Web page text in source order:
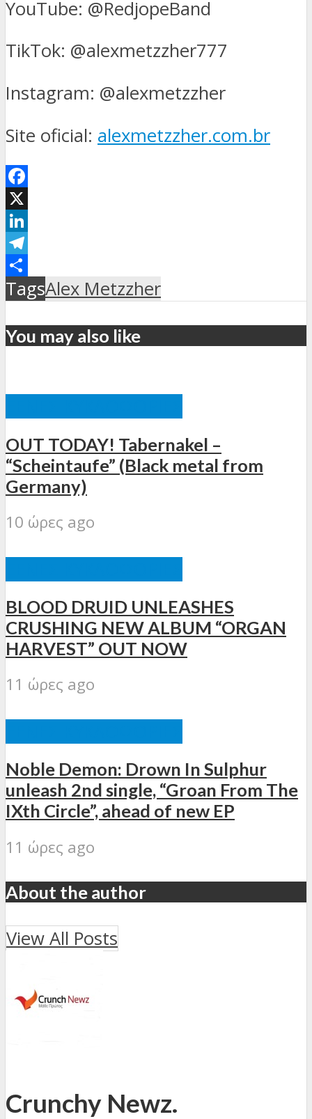
YouTube: @RedjopeBand
TikTok: @alexmetzzher777
Instagram: @alexmetzzher
Site oficial: alexmetzzher.com.br
Facebook
X
LinkedIn
Telegram
Μοιραστείτε
TagsAlex Metzzher
You may also like
OUT TODAY! Tabernakel –
“Scheintaufe” (Black metal from
Germany)
10 ώρες ago
BLOOD DRUID UNLEASHES
CRUSHING NEW ALBUM “ORGAN
HARVEST” OUT NOW
11 ώρες ago
Noble Demon: Drown In Sulphur
unleash 2nd single, “Groan From The
IXth Circle”, ahead of new EP
11 ώρες ago
About the author
View All Posts
Crunchy Newz.